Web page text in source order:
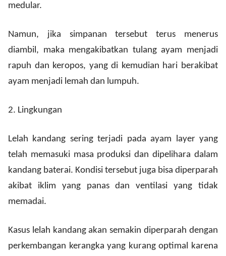
medular.
Namun, jika simpanan tersebut terus menerus
diambil, maka mengakibatkan tulang ayam menjadi
rapuh dan keropos, yang di kemudian hari berakibat
ayam menjadi lemah dan lumpuh.
2. Lingkungan
Lelah kandang sering terjadi pada ayam layer yang
telah memasuki masa produksi dan dipelihara dalam
kandang baterai. Kondisi tersebut juga bisa diperparah
akibat iklim yang panas dan ventilasi yang tidak
memadai.
Kasus lelah kandang akan semakin diperparah dengan
perkembangan kerangka yang kurang optimal karena